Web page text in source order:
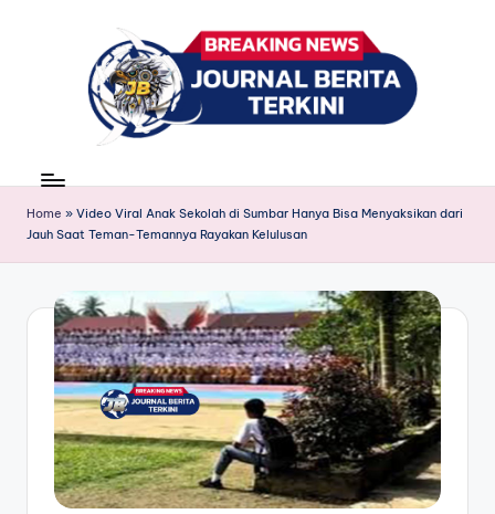
r
n
a
B
ri
news
Home » Video Viral Anak Sekolah di Sumbar Hanya Bisa Menyaksikan dari
Jauh Saat Teman-Temannya Rayakan Kelulusan